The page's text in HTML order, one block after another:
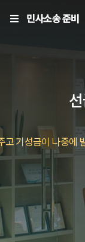
민사소송 준비
기성금이 나중에